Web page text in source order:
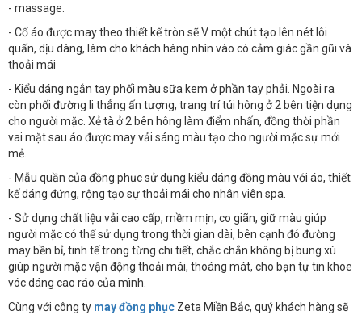
- massage.
- Cổ áo được may theo thiết kế tròn sẽ V một chút tạo lên nét lôi
quấn, dịu dàng, làm cho khách hàng nhìn vào có cảm giác gần gũi và
thoải mái
- Kiểu dáng ngắn tay phối màu sữa kem ở phần tay phải. Ngoài ra
còn phối đường li thẳng ấn tượng, trang trí túi hông ở 2 bên tiện dụng
cho người mặc. Xẻ tà ở 2 bên hông làm điểm nhấn, đồng thời phần
vai mặt sau áo được may vải sáng màu tạo cho người mặc sự mới
mẻ.
- Mẫu quần của đồng phục sử dụng kiểu dáng đồng màu với áo, thiết
kế dáng đứng, rộng tạo sự thoải mái cho nhân viên spa.
- Sử dụng chất liệu vải cao cấp, mềm mịn, co giãn, giữ màu giúp
người mặc có thể sử dụng trong thời gian dài, bên cạnh đó đường
may bền bỉ, tinh tế trong từng chi tiết, chắc chắn không bị bung xù
giúp người mặc vận động thoải mái, thoáng mát, cho bạn tự tin khoe
vóc dáng cao ráo của mình.
Cùng với công ty may đồng phục Zeta Miền Bắc, quý khách hàng sẽ